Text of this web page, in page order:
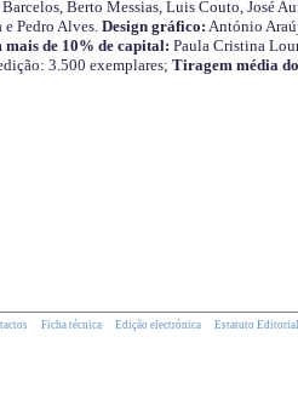
Berto Messias, Luis Couto, José
e Pedro Alves.Design gráfico: António
mais de 10% de capital: Paula Cristina
3.500 exemplares; Tiragem média
Ficha técnica Edição electrónica Estatuto Editorial